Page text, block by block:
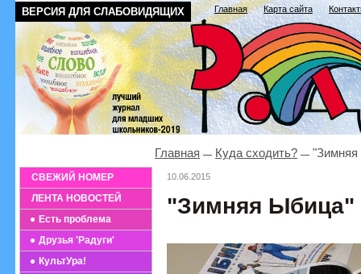
ВЕРСИЯ ДЛЯ СЛАБОВИДЯЩИХ Главная Карта сайта
СВЕЖИЙ НОМЕР
ЛЕНТА НОВОСТЕЙ
Есть проблема
Друзья 'Радуги'
КультУра!
Главная Куда сходить?
10.06.2015
"Зимняя Ыбица"